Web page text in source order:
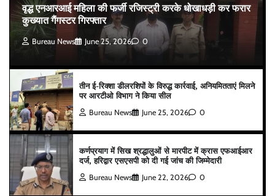
वृद्ध एनआरआई महिला की फर्जी रजिस्ट्री करके धोखाधड़ी कर फरार
कुख्यात गैंगस्टर गिरफ्तार
Bureau News June 25, 2026 0
तीन ई-रिक्शा डीलरशिपों के विरुद्ध कार्रवाई, अनियमितताएं मिलने
पर आरटीओ विभाग ने किया सील
Bureau News June 25, 2026 0
कर्णप्रयाग में सिख श्रद्धालुओं से मारपीट में क्रास एफआईआर
दर्ज, हरिद्वार एसएसपी को दी गई जांच की जिम्मेदारी
Bureau News June 22, 2026 0